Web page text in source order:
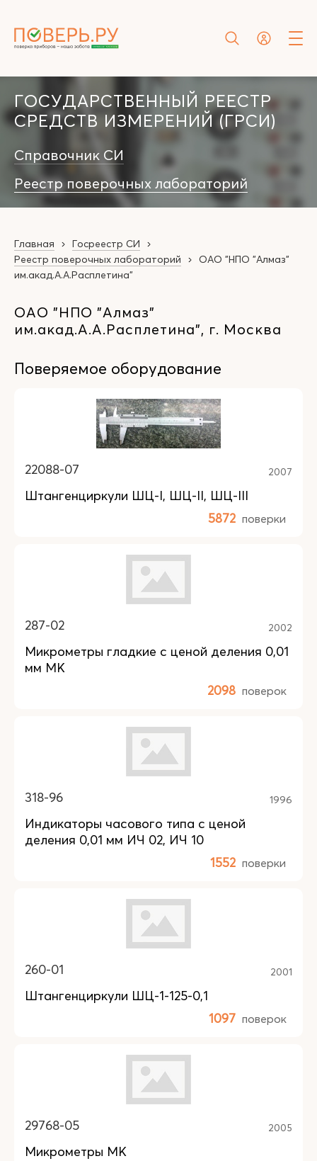
ГОСУДАРСТВЕННЫЙ РЕЕСТР
СРЕДСТВ ИЗМЕРЕНИЙ (ГРСИ)
Справочник СИ
Реестр поверочных лабораторий
Главная
Госреестр СИ
Реестр поверочных лабораторий
ОАО "НПО "Алмаз"
им.акад.А.А.Расплетина"
ОАО "НПО "Алмаз"
им.акад.А.А.Расплетина", г. Москва
Поверяемое оборудование
22088-07 2007
Штангенциркули ШЦ-I, ШЦ-II, ШЦ-III
5872 поверки
287-02 2002
Микрометры гладкие с ценой деления 0,01
мм МК
2098 поверок
318-96 1996
Индикаторы часового типа с ценой
деления 0,01 мм ИЧ 02, ИЧ 10
1552 поверки
260-01 2001
Штангенциркули ШЦ-1-125-0,1
1097 поверок
29768-05 2005
Микрометры МК